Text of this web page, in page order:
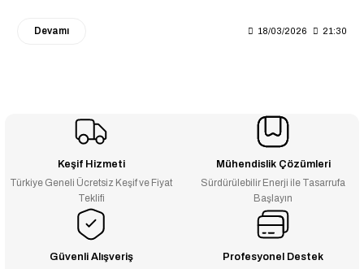
Devamı 18/03/2026 21:30
Keşif Hizmeti
Türkiye Geneli Ücretsiz Keşif ve Fiyat
Teklifi
Mühendislik Çözümleri
Sürdürülebilir Enerji ile Tasarrufa
Başlayın
Güvenli Alışveriş Profesyonel Destek